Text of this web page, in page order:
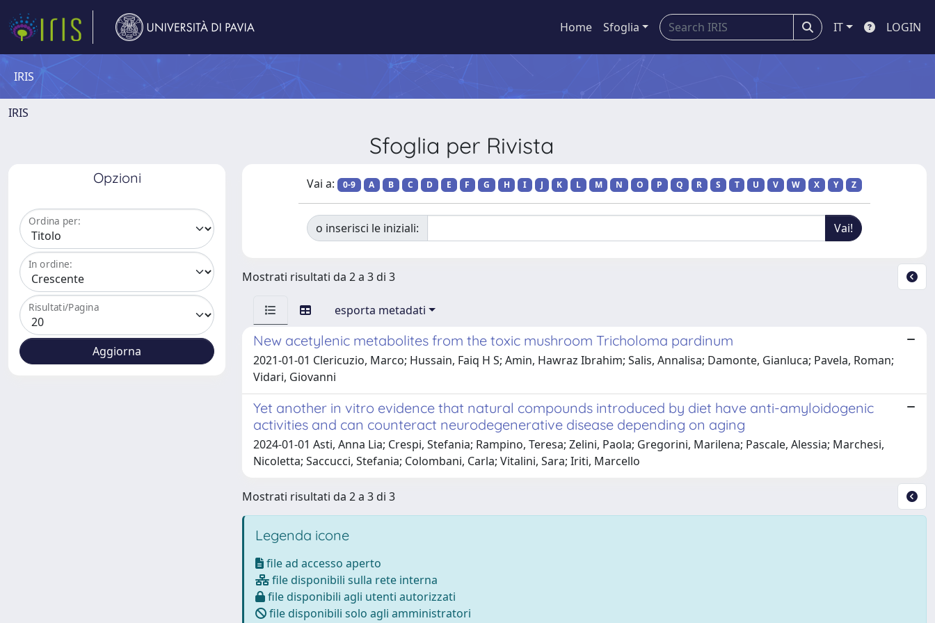
Home Sfoglia IT LOGIN
IRIS
IRIS
Sfoglia per Rivista
Opzioni
Ordina per:
In ordine:
Risultati/Pagina
Vai a: 0-9 A B C D E F G H I J K L M N O P Q R S T U V W X Y Z
o inserisci le iniziali:
Mostrati risultati da 2 a 3 di 3
esporta metadati
New acetylenic metabolites from the toxic mushroom Tricholoma pardinum
2021-01-01 Clericuzio, Marco; Hussain, Faiq H S; Amin, Hawraz Ibrahim; Salis, Annalisa; Damonte, Gianluca; Pavela, Roman;
Vidari, Giovanni
Yet another in vitro evidence that natural compounds introduced by diet have anti-amyloidogenic
activities and can counteract neurodegenerative disease depending on aging
2024-01-01 Asti, Anna Lia; Crespi, Stefania; Rampino, Teresa; Zelini, Paola; Gregorini, Marilena; Pascale, Alessia; Marchesi,
Nicoletta; Saccucci, Stefania; Colombani, Carla; Vitalini, Sara; Iriti, Marcello
Mostrati risultati da 2 a 3 di 3
Legenda icone
file ad accesso aperto
file disponibili sulla rete interna
file disponibili agli utenti autorizzati
file disponibili solo agli amministratori